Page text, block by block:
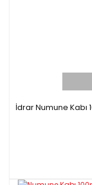
İdrar Numune Kabı